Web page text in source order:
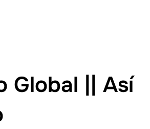
Global || Así